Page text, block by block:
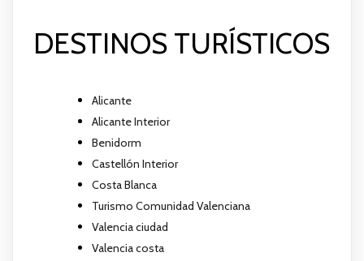
DESTINOS TURÍSTICOS
Alicante
Alicante Interior
Benidorm
Castellón Interior
Costa Blanca
Turismo Comunidad Valenciana
Valencia ciudad
Valencia costa